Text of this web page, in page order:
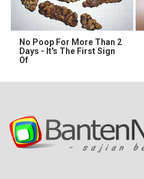
No Poop For More Than 2
Days - It's The First Sign
Of